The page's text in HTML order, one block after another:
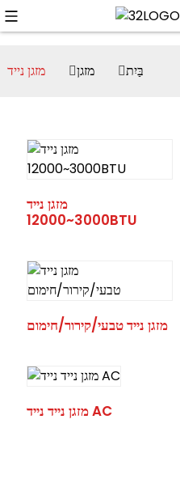
בַּיִת מזגן מזגן נייד
מזגן נייד
3000~12000BTU
מזגן נייד טבעי/קירור/חימום
מזגן נייד נייד AC